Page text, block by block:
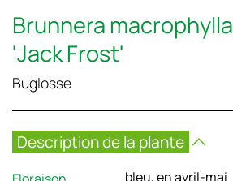
Brunnera macrophylla
'Jack Frost'
Buglosse
Description de la plante
bleu, en avril-mai